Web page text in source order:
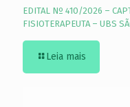
EDITAL Nº 410/2026 –
FISIOTERAPEUTA – UBS
Leia mais